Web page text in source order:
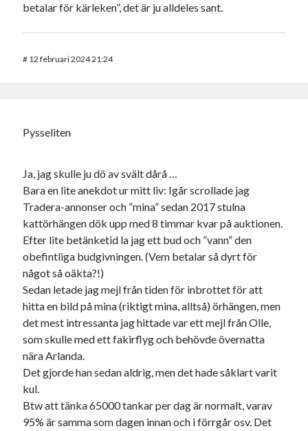
betalar för kärleken”, det är ju alldeles sant.
# 12 februari 2024 21:24
Pysseliten
Ja, jag skulle ju dö av svält dårå …
Bara en lite anekdot ur mitt liv: Igår scrollade jag
Tradera-annonser och ”mina” sedan 2017 stulna
kattörhängen dök upp med 8 timmar kvar på auktionen.
Efter lite betänketid la jag ett bud och ”vann” den
obefintliga budgivningen. (Vem betalar så dyrt för
något så oäkta?!)
Sedan letade jag mejl från tiden för inbrottet för att
hitta en bild på mina (riktigt mina, alltså) örhängen, men
det mest intressanta jag hittade var ett mejl från Olle,
som skulle med ett fakirflyg och behövde övernatta
nära Arlanda.
Det gjorde han sedan aldrig, men det hade såklart varit
kul.
Btw att tänka 65000 tankar per dag är normalt, varav
95% är samma som dagen innan och i förrgår osv. Det